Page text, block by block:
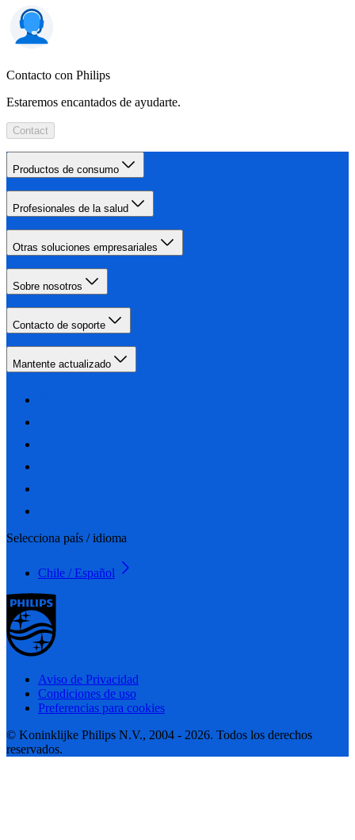
Contacto con Philips
Estaremos encantados de ayudarte.
Contact
Productos de consumo
Profesionales de la salud
Otras soluciones empresariales
Sobre nosotros
Contacto de soporte
Mantente actualizado
Selecciona país / idioma
Chile / Español
Aviso de Privacidad
Condiciones de uso
Preferencias para cookies
© Koninklijke Philips N.V., 2004 - 2026. Todos los derechos
reservados.